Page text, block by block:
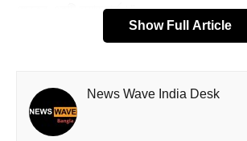
ক্ষেত্রে একটি ল্যান্ডমার্ক।”
এবং ফোর্থ জেনারেশন দ্য ভিঞ্চি সার্জিক্যাল রোবট
চিকিৎসার জন্য আশীর্বাদ হতে পারে।”
Show Full Article
News Wave India Desk